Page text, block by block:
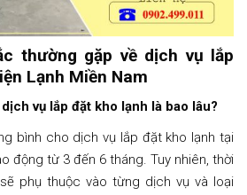
thường gặp về dịch vụ lắp
Lạnh Miền Nam
vụ lắp đặt kho lạnh là bao lâu?
bình cho dịch vụ lắp đặt kho lạnh tại
động từ 3 đến 6 tháng. Tuy nhiên, thời
phụ thuộc vào từng dịch vụ và loại